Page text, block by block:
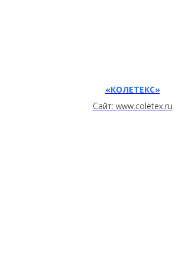
«КОЛЕТЕКС»
Сайт: www.coletex.ru